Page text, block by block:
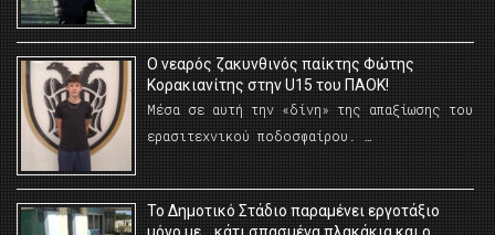
O νεαρός ζακυνθινός παίκτης Φώτης
Κορακιανίτης στην U15 του ΠΑΟΚ!
Μέσα σε αυτή την «δίνη» της απαξίωσης του
ερασιτεχνικού ποδοσφαίρου. …
Το Δημοτικό Στάδιο παραμένει εργοτάξιο